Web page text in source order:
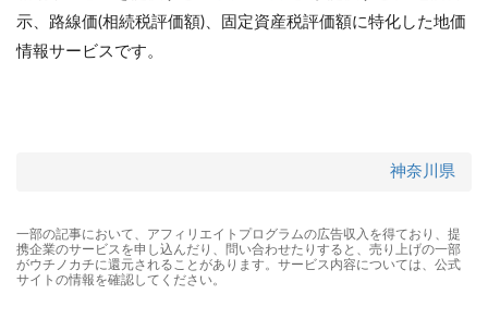
示、路線価(相続税評価額)、固定資産税評価額に特化した地価
情報サービスです。
神奈川県
一部の記事において、アフィリエイトプログラムの広告収入を得ており、提
携企業のサービスを申し込んだり、問い合わせたりすると、売り上げの一部
がウチノカチに還元されることがあります。サービス内容については、公式
サイトの情報を確認してください。